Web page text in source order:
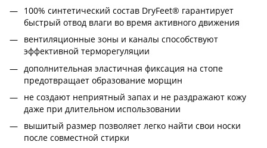
100% синтетический состав DryFeet® гарантирует
быстрый отвод влаги во время активного движения
вентиляционные зоны и каналы способствуют
эффективной терморегуляции
дополнительная эластичная фиксация на стопе
предотвращает образование морщин
не создают неприятный запах и не раздражают кожу
даже при длительном использовании
вышитый размер позволяет легко найти свои носки
после совместной стирки